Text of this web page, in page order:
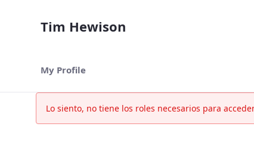
Tim Hewison
My Profile
Mi cuenta - Tim Hewison
Lo siento, no tiene los roles necesarios para